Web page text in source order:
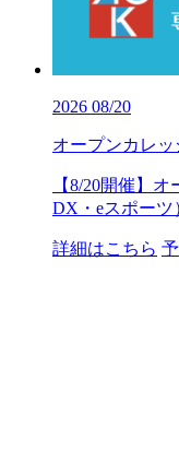
2026 08/20
オープンカレッ
【8/20開催】
DX・eスポーツ
詳細はこちら